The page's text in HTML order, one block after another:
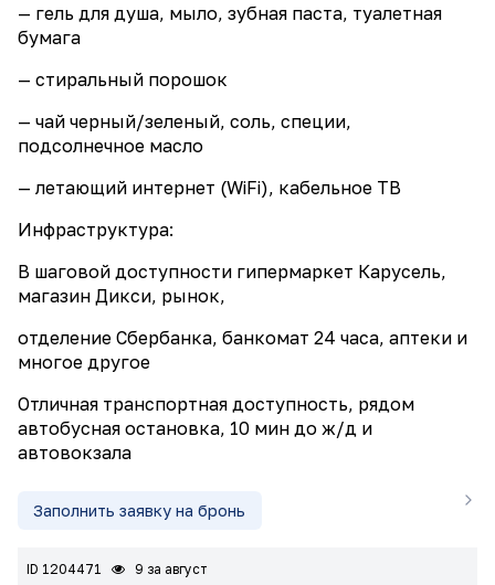
— гель для душа, мыло, зубная паста, туалетная
бумага
— стиральный порошок
— чай черный/зеленый, соль, специи,
подсолнечное масло
— летающий интернет (WiFi), кабельное ТВ
Инфраструктура:
В шаговой доступности гипермаркет Карусель,
магазин Дикси, рынок,
отделение Сбербанка, банкомат 24 часа, аптеки и
многое другое
Отличная транспортная доступность, рядом
автобусная остановка, 10 мин до ж/д и
автовокзала
Заполнить заявку на бронь
ID 1204471 9 за август